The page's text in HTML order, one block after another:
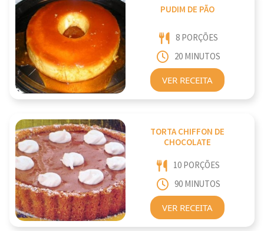
PUDIM DE PÃO
8 PORÇÕES
20 MINUTOS
VER RECEITA
TORTA CHIFFON DE
CHOCOLATE
10 PORÇÕES
90 MINUTOS
VER RECEITA